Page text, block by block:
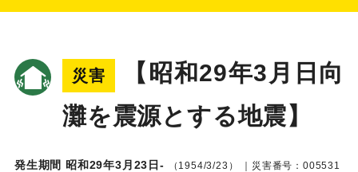
災害
【昭和29年3月日向
灘を震源とする地震】
発生期間 昭和29年3月23日- （1954/3/23）
｜災害番号：005531